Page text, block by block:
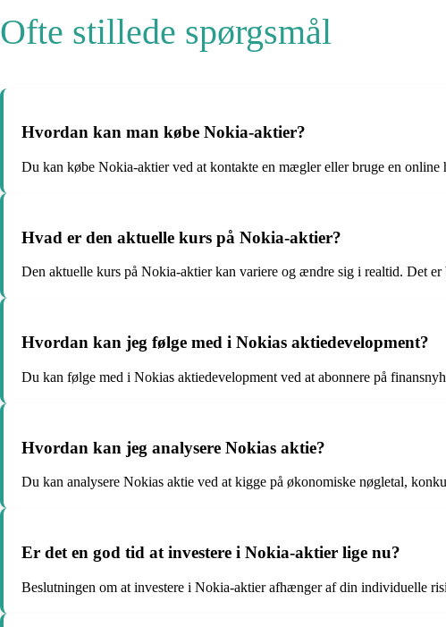
Ofte stillede spørgsmål
Hvordan kan man købe Nokia-aktier?
Du kan købe Nokia-aktier ved at kontakte en mægler eller bruge en online
Hvad er den aktuelle kurs på Nokia-aktier?
Den aktuelle kurs på Nokia-aktier kan variere og ændre sig i realtid. Det
Hvordan kan jeg følge med i Nokias aktiedevelopment?
Du kan følge med i Nokias aktiedevelopment ved at abonnere på
Hvordan kan jeg analysere Nokias aktie?
Du kan analysere Nokias aktie ved at kigge på økonomiske nøgletal,
Er det en god tid at investere i Nokia-aktier lige nu?
Beslutningen om at investere i Nokia-aktier afhænger af din individuelle